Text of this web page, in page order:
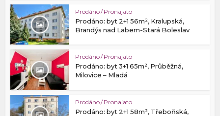
Prodáno / Pronajato
Prodáno: byt 2+1 56m², Kralupská,
Brandýs nad Labem-Stará Boleslav
Prodáno / Pronajato
Prodáno: byt 3+1 65m², Průběžná,
Milovice – Mladá
Prodáno / Pronajato
Prodáno: byt 2+1 58m², Třeboňská,